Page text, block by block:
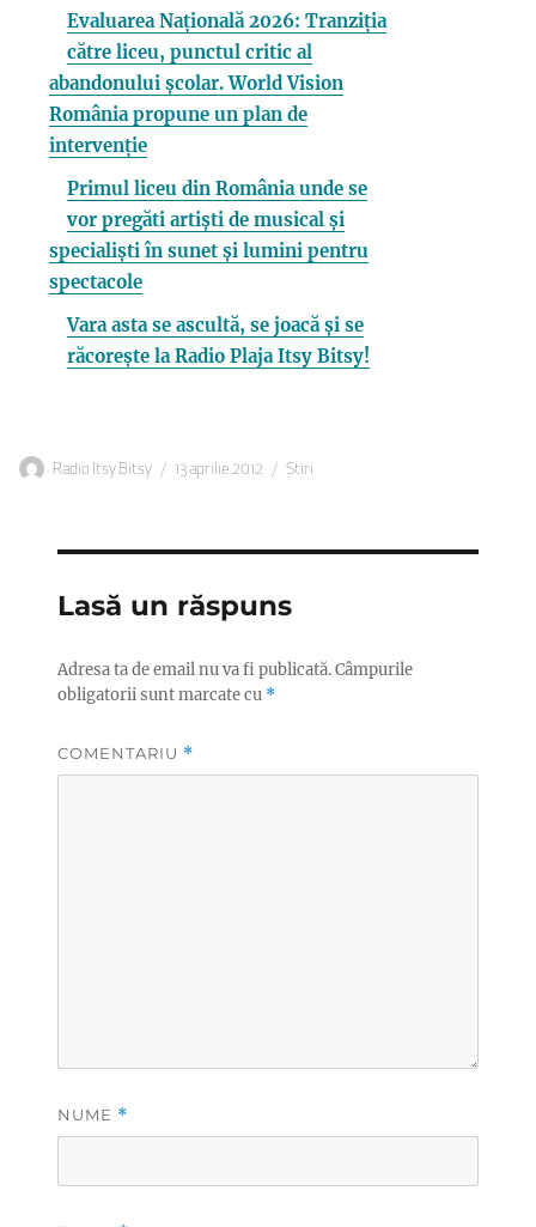
Evaluarea Națională 2026: Tranziția
către liceu, punctul critic al
abandonului școlar. World Vision
România propune un plan de
intervenție
Primul liceu din România unde se
vor pregăti artiști de musical și
specialiști în sunet și lumini pentru
spectacole
Vara asta se ascultă, se joacă și se
răcorește la Radio Plaja Itsy Bitsy!
Autor
Radio Itsy Bitsy
Publicat
13 aprilie 2012 Categorii
Stiri
Lasă un răspuns
Adresa ta de email nu va fi publicată.Câmpurile
obligatorii sunt marcate cu *
COMENTARIU *
NUME *